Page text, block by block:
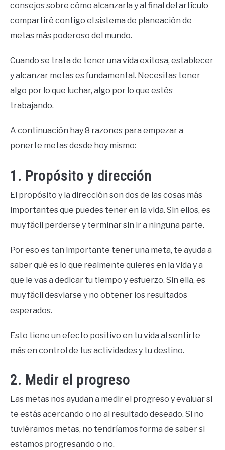
consejos sobre cómo alcanzarla y al final del artículo
compartiré contigo el sistema de planeación de
metas más poderoso del mundo.
Cuando se trata de tener una vida exitosa, establecer
y alcanzar metas es fundamental. Necesitas tener
algo por lo que luchar, algo por lo que estés
trabajando.
A continuación hay 8 razones para empezar a
ponerte metas desde hoy mismo:
1. Propósito y dirección
El propósito y la dirección son dos de las cosas más
importantes que puedes tener en la vida. Sin ellos, es
muy fácil perderse y terminar sin ir a ninguna parte.
Por eso es tan importante tener una meta, te ayuda a
saber qué es lo que realmente quieres en la vida y a
que le vas a dedicar tu tiempo y esfuerzo. Sin ella, es
muy fácil desviarse y no obtener los resultados
esperados.
Esto tiene un efecto positivo en tu vida al sentirte
más en control de tus actividades y tu destino.
2. Medir el progreso
Las metas nos ayudan a medir el progreso y evaluar si
te estás acercando o no al resultado deseado. Si no
tuviéramos metas, no tendríamos forma de saber si
estamos progresando o no.